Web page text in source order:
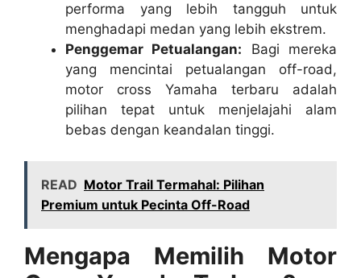
performa yang lebih tangguh untuk
menghadapi medan yang lebih ekstrem.
Penggemar Petualangan: Bagi mereka
yang mencintai petualangan off-road,
motor cross Yamaha terbaru adalah
pilihan tepat untuk menjelajahi alam
bebas dengan keandalan tinggi.
READ Motor Trail Termahal: Pilihan
Premium untuk Pecinta Off-Road
Mengapa Memilih Motor